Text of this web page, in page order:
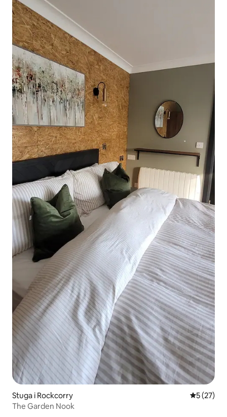
Stuga i Rockcorry 5 av 5 i
5 (27)
The Garden Nook